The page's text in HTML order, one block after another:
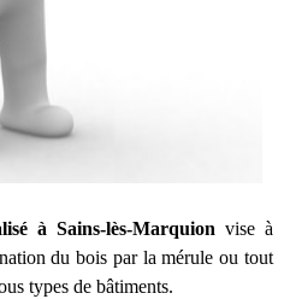
à Sains-lès-Marquion vise à
du bois par la mérule ou tout
types de bâtiments.